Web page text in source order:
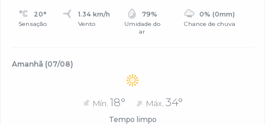
20°
Sensação
1.34 km/h
Vento
79%
Umidade do
ar
0% (0mm)
Chance de chuva
Amanhã (07/08)
Mín. 18° Máx. 34°
Tempo limpo